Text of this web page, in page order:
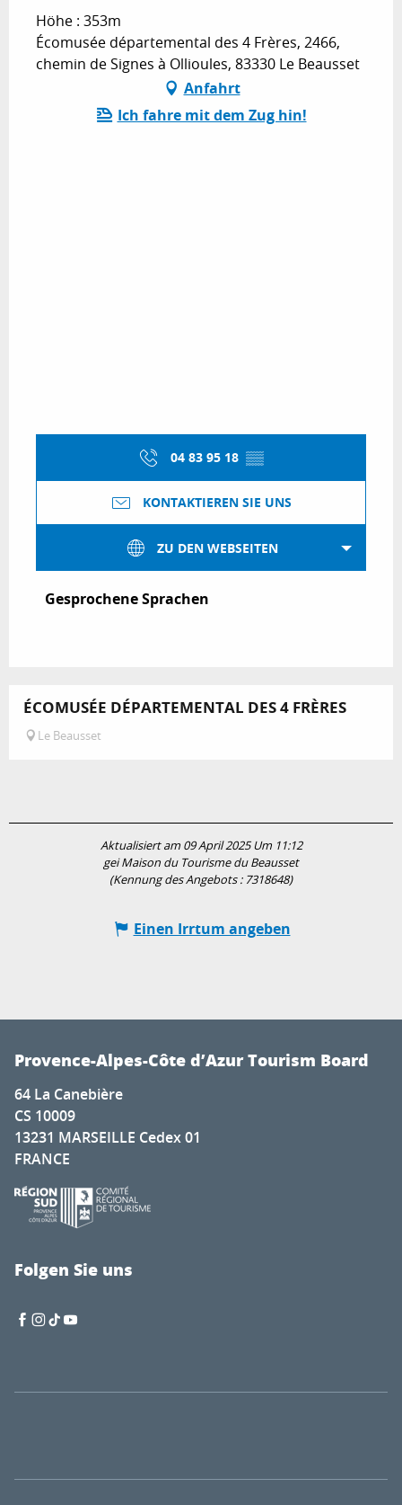
Höhe : 353m
Écomusée départemental des 4 Frères, 2466,
chemin de Signes à Ollioules, 83330 Le Beausset
Anfahrt
Ich fahre mit dem Zug hin!
04 83 95 18 ▒▒
KONTAKTIEREN SIE UNS
ZU DEN WEBSEITEN
Gesprochene Sprachen
Gesprochene Sprachen
ÉCOMUSÉE DÉPARTEMENTAL DES 4 FRÈRES
Le Beausset
Aktualisiert am 09 April 2025 Um 11:12
gei Maison du Tourisme du Beausset
(Kennung des Angebots : 7318648)
Einen Irrtum angeben
Provence-Alpes-Côte d’Azur Tourism Board
64 La Canebière
CS 10009
13231 MARSEILLE Cedex 01
FRANCE
Folgen Sie uns